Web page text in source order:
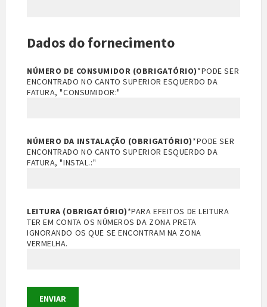
Dados do fornecimento
NÚMERO DE CONSUMIDOR (OBRIGATÓRIO)*PODE SER
ENCONTRADO NO CANTO SUPERIOR ESQUERDO DA
FATURA, "CONSUMIDOR:"
NÚMERO DA INSTALAÇÃO (OBRIGATÓRIO)*PODE SER
ENCONTRADO NO CANTO SUPERIOR ESQUERDO DA
FATURA, "INSTAL.:"
LEITURA (OBRIGATÓRIO)*PARA EFEITOS DE LEITURA
TER EM CONTA OS NÚMEROS DA ZONA PRETA
IGNORANDO OS QUE SE ENCONTRAM NA ZONA
VERMELHA.